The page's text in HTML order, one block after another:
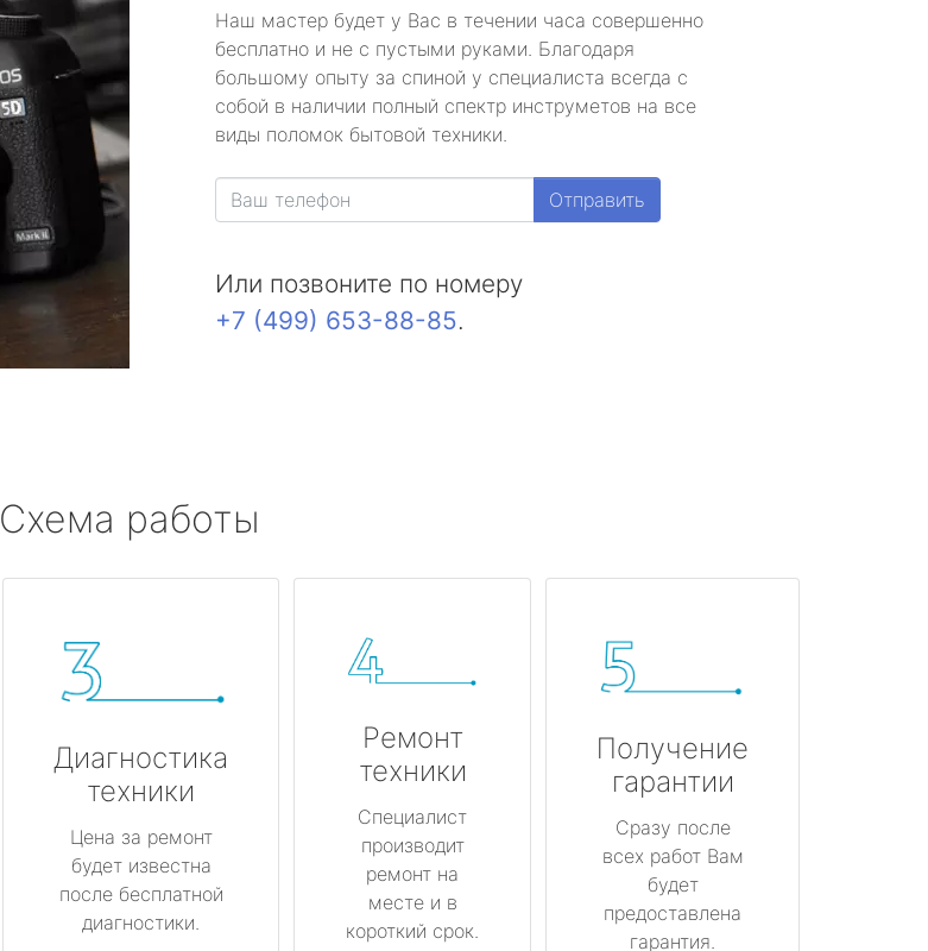
Наш мастер будет у Вас в течении часа совершенно
бесплатно и не с пустыми руками. Благодаря
большому опыту за спиной у специалиста всегда с
собой в наличии полный спектр инструметов на все
виды поломок бытовой техники.
Отправить
Или позвоните по номеру
+7 (499) 653-88-85.
Схема работы
Диагностика
техники
Цена за ремонт
будет известна
после бесплатной
диагностики.
Ремонт
техники
Специалист
производит
ремонт на
месте и в
короткий срок.
Получение
гарантии
Сразу после
всех работ Вам
будет
предоставлена
гарантия.